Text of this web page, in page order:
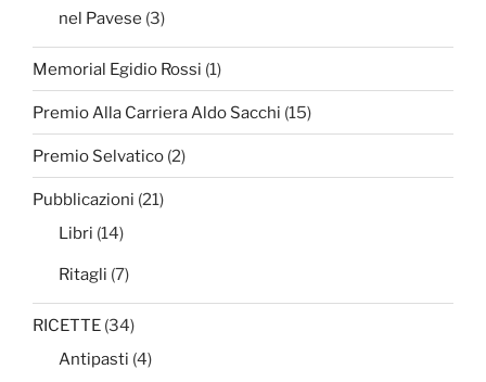
nel Pavese (3)
Memorial Egidio Rossi (1)
Premio Alla Carriera Aldo Sacchi (15)
Premio Selvatico (2)
Pubblicazioni (21)
Libri (14)
Ritagli (7)
RICETTE (34)
Antipasti (4)